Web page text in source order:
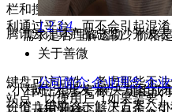
腾讯云计算产品总监沙开波
“小程序·云开发”解决方案的
价值，借助这一解决方案，
栏和搜索框也应以相似的格
利通过平台，而不会引起混淆
键盘可访问性：考虑那些无
站点，以便用户（如果需要
需求是否理解透彻，价格
网上很多号称“一键生成小
一个共用平台下，上百个公
1 2 3 4
关于善微
公司简介 企业理念 企